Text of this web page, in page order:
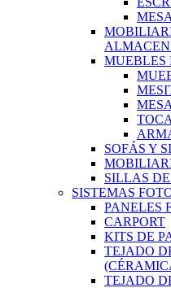
MUEBLES
SOFÁS Y
SILLAS
SISTEMAS
PANELES
CARPORT
KITS DE
TEJADO
TEJADO